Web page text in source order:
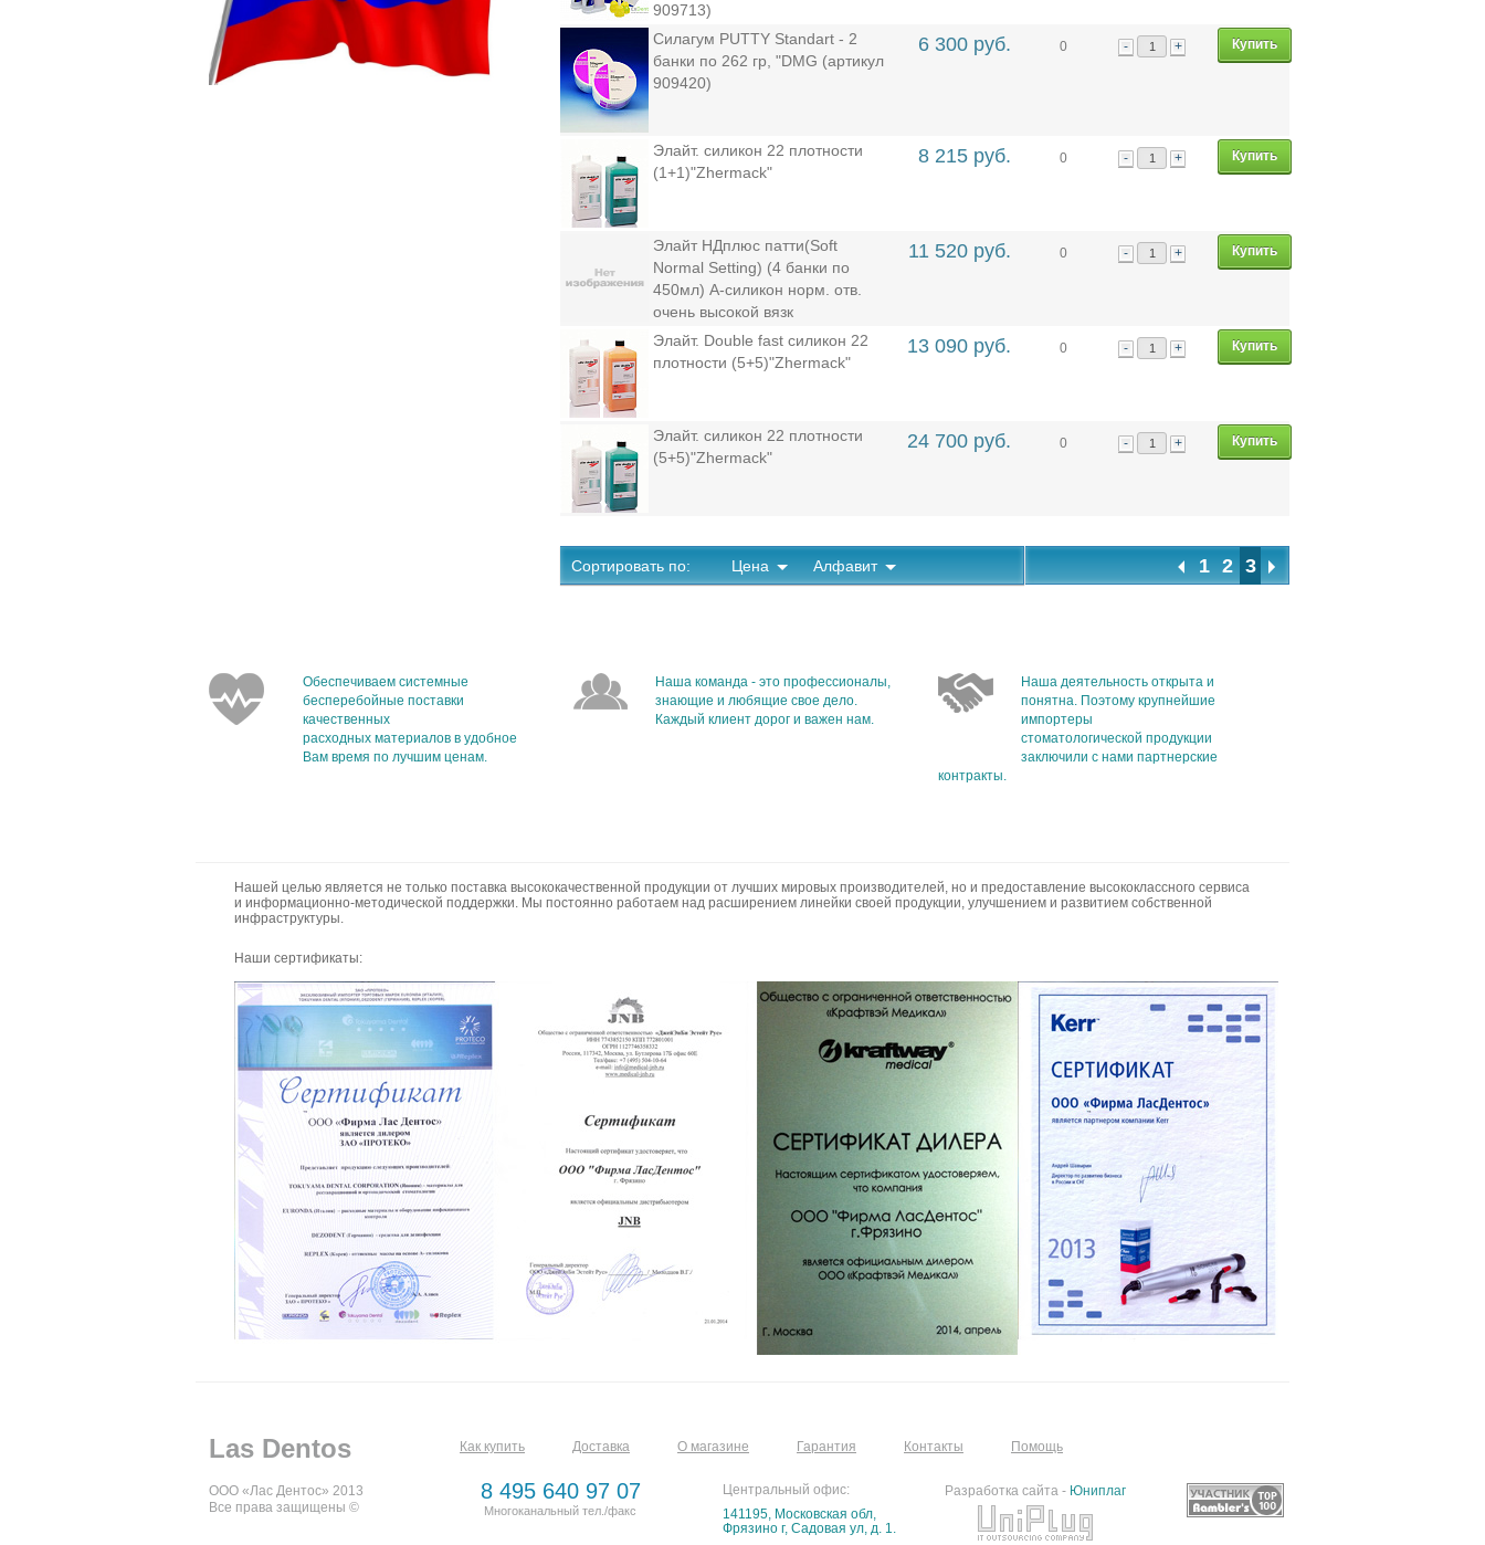
909713)
Силагум PUTTY Standart - 2
банки по 262 гр, "DMG (артикул
909420)
6 300 руб. 0 - +
Элайт. силикон 22 плотности
(1+1)"Zhermack"
8 215 руб. 0 - +
Элайт НДплюс патти(Soft
Normal Setting) (4 банки по
450мл) А-силикон норм. отв.
очень высокой вязк
11 520 руб. 0 - +
Элайт. Double fast силикон 22
плотности (5+5)"Zhermack"
13 090 руб. 0 - +
Элайт. силикон 22 плотности
(5+5)"Zhermack"
24 700 руб. 0 - +
1 2 3
Сортировать по: Цена Алфавит
Обеспечиваем системные
бесперебойные поставки
качественных
расходных материалов в удобное
Вам время по лучшим ценам.
Наша команда - это профессионалы,
знающие и любящие свое дело.
Каждый клиент дорог и важен нам.
Наша деятельность открыта и
понятна. Поэтому крупнейшие
импортеры
стоматологической продукции
заключили с нами партнерские
контракты.
Нашей целью является не только поставка высококачественной продукции от лучших мировых производителей, но и предоставление высококлассного сервиса
и информационно-методической поддержки. Мы постоянно работаем над расширением линейки своей продукции, улучшением и развитием собственной
инфраструктуры.
Наши сертификаты:
Las Dentos Как купить Доставка О магазине Гарантия Контакты Помощь
ООО «Лас Дентос» 2013
Все права защищены ©
8 495 640 97 07
Многоканальный тел./факс
Центральный офис:
141195, Московская обл,
Фрязино г, Садовая ул, д. 1.
Разработка сайта - Юниплаг